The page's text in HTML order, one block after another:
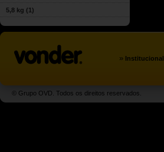
5,8 kg (1)
» Institucional
© Grupo OVD. Todos os direitos reservados.